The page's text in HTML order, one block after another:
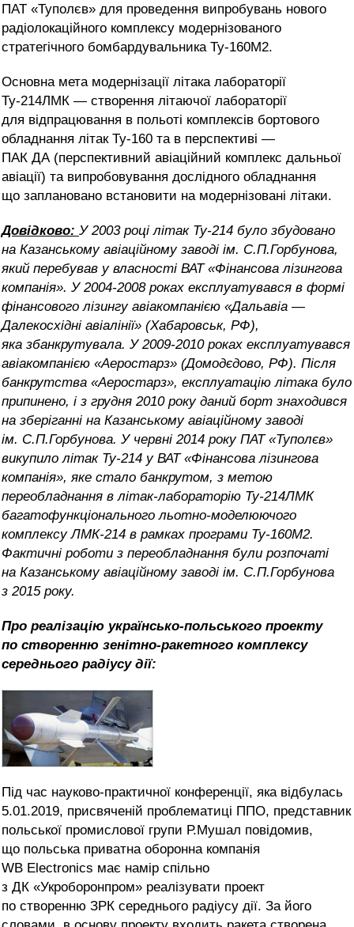
ПАТ «Туполєв» для проведення випробувань нового
радіолокаційного комплексу модернізованого
стратегічного бомбардувальника Ту-160М2.
Основна мета модернізації літака лабораторії
Ту-214ЛМК — створення літаючої лабораторії
для відпрацювання в польоті комплексів бортового
обладнання літак Ту-160 та в перспективі —
ПАК ДА (перспективний авіаційний комплекс дальньої
авіації) та випробовування дослідного обладнання
що заплановано встановити на модернізовані літаки.
Довідково: У 2003 році літак Ту-214 було збудовано
на Казанському авіаційному заводі ім. С.П.Горбунова,
який перебував у власності ВАТ «Фінансова лізингова
компанія». У 2004-2008 роках експлуатувався в формі
фінансового лізингу авіакомпанією «Дальавіа —
Далекосхідні авіалінії» (Хабаровськ, РФ),
яка збанкрутувала. У 2009-2010 роках експлуатувався
авіакомпанією «Аеростарз» (Домодєдово, РФ). Після
банкрутства «Аеростарз», експлуатацію літака було
припинено, і з грудня 2010 року даний борт знаходився
на зберіганні на Казанському авіаційному заводі
ім. С.П.Горбунова. У червні 2014 року ПАТ «Туполєв»
викупило літак Ту-214 у ВАТ «Фінансова лізингова
компанія», яке стало банкрутом, з метою
переобладнання в літак-лабораторію Ту-214ЛМК
багатофункціонального льотно-моделюючого
комплексу ЛМК-214 в рамках програми Ту-160М2.
Фактичні роботи з переобладнання були розпочаті
на Казанському авіаційному заводі ім. С.П.Горбунова
з 2015 року.
Про реалізацію українсько-польського проекту
по створенню зенітно-ракетного комплексу
середнього радіусу дії:
Під час науково-практичної конференції, яка відбулась
5.01.2019, присвяченій проблематиці ППО, представник
польської промислової групи Р.Мушал повідомив,
що польська приватна оборонна компанія
WB Electronics має намір спільно
з ДК «Укроборонпром» реалізувати проект
по створенню ЗРК середнього радіусу дії. За його